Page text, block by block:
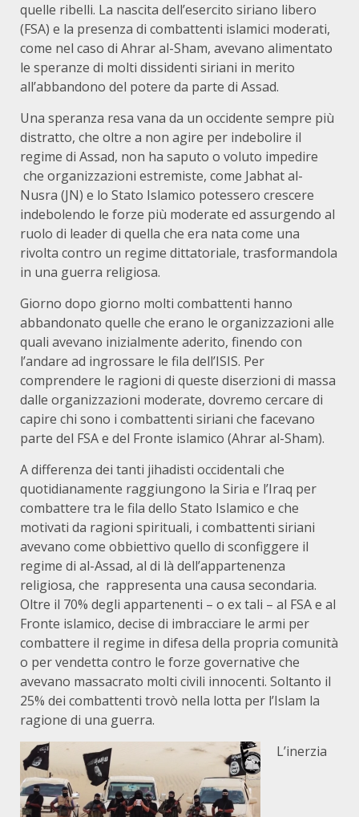
quelle ribelli. La nascita dell’esercito siriano libero
(FSA) e la presenza di combattenti islamici moderati,
come nel caso di Ahrar al-Sham, avevano alimentato
le speranze di molti dissidenti siriani in merito
all’abbandono del potere da parte di Assad.
Una speranza resa vana da un occidente sempre più
distratto, che oltre a non agire per indebolire il
regime di Assad, non ha saputo o voluto impedire
che organizzazioni estremiste, come Jabhat al-
Nusra (JN) e lo Stato Islamico potessero crescere
indebolendo le forze più moderate ed assurgendo al
ruolo di leader di quella che era nata come una
rivolta contro un regime dittatoriale, trasformandola
in una guerra religiosa.
Giorno dopo giorno molti combattenti hanno
abbandonato quelle che erano le organizzazioni alle
quali avevano inizialmente aderito, finendo con
l’andare ad ingrossare le fila dell’ISIS. Per
comprendere le ragioni di queste diserzioni di massa
dalle organizzazioni moderate, dovremo cercare di
capire chi sono i combattenti siriani che facevano
parte del FSA e del Fronte islamico (Ahrar al-Sham).
A differenza dei tanti jihadisti occidentali che
quotidianamente raggiungono la Siria e l’Iraq per
combattere tra le fila dello Stato Islamico e che
motivati da ragioni spirituali, i combattenti siriani
avevano come obbiettivo quello di sconfiggere il
regime di al-Assad, al di là dell’appartenenza
religiosa, che rappresenta una causa secondaria.
Oltre il 70% degli appartenenti – o ex tali – al FSA e al
Fronte islamico, decise di imbracciare le armi per
combattere il regime in difesa della propria comunità
o per vendetta contro le forze governative che
avevano massacrato molti civili innocenti. Soltanto il
25% dei combattenti trovò nella lotta per l’Islam la
ragione di una guerra.
L’inerzia